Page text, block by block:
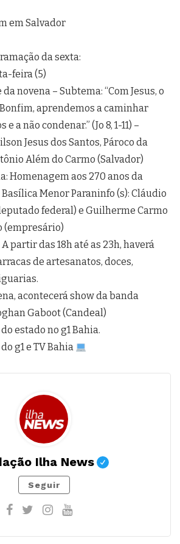
em Salvador
da sexta:
feira (5)
novena – Subtema: “Com Jesus, o
aprendemos a caminhar
a não condenar.” (Jo 8, 1-11) –
Jesus dos Santos, Pároco da
Além do Carmo (Salvador)
Homenagem aos 270 anos da
Menor Paraninfo (s): Cláudio
federal) e Guilherme Carmo
(empresário)
partir das 18h até as 23h, haverá
de artesanatos, doces,
acontecerá show da banda
Gaboot (Candeal)
estado no g1 Bahia.
g1 e TV Bahia
Ilha News
Seguir